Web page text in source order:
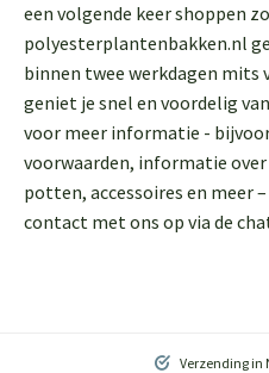
een volgende keer shoppen
polyesterplantenbakken.nl
binnen twee werkdagen mits
geniet je snel en voordelig
voor meer informatie -
voorwaarden, informatie
potten, accessoires en meer
contact met ons op via de
Verzending in